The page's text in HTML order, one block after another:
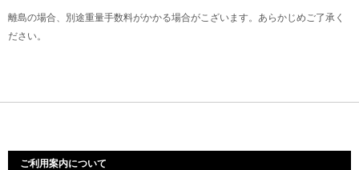
離島の場合、別途重量手数料がかかる場合がこざいます。あらかじめご了承く
ださい。
ご利用案内について